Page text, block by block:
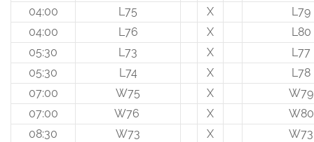
04:00
L75 X
L79
04:00
L76 X
L80
05:30
L73 X
L77
05:30
L74 X
L78
07:00
W75 X
W79
07:00
W76 X
W80
08:30
W73 X
W73